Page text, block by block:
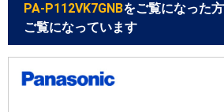
PA-P112VK7GNBをご覧になった
ご覧になっています